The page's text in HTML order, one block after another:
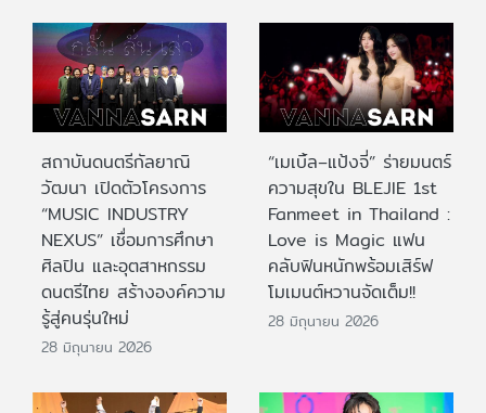
สถาบันดนตรีกัลยาณิ
วัฒนา เปิดตัวโครงการ
“MUSIC INDUSTRY
NEXUS” เชื่อมการศึกษา
ศิลปิน และอุตสาหกรรม
ดนตรีไทย สร้างองค์ความ
รู้สู่คนรุ่นใหม่
28 มิถุนายน 2026
“เมเบิ้ล–แป้งจี่” ร่ายมนตร์
ความสุขใน BLEJIE 1st
Fanmeet in Thailand :
Love is Magic แฟน
คลับฟินหนักพร้อมเสิร์ฟ
โมเมนต์หวานจัดเต็ม!!
28 มิถุนายน 2026